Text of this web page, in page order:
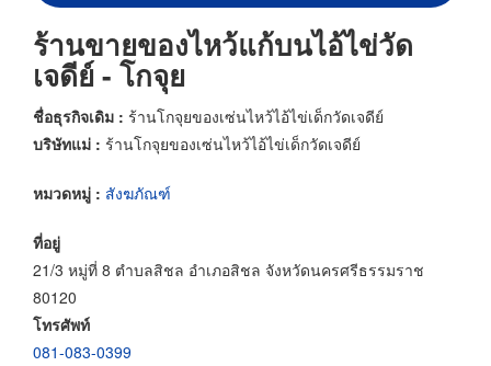
ร้านขายของไหว้แก้บนไอ้ไข่วัด
เจดีย์ - โกจุย
ชื่อธุรกิจเดิม : ร้านโกจุยของเซ่นไหว้ไอ้ไข่เด็กวัดเจดีย์
บริษัทแม่ : ร้านโกจุยของเซ่นไหว้ไอ้ไข่เด็กวัดเจดีย์
หมวดหมู่ : สังฆภัณฑ์
ที่อยู่
21/3 หมู่ที่ 8 ตำบลสิชล อำเภอสิชล จังหวัดนครศรีธรรมราช
80120
โทรศัพท์
081-083-0399